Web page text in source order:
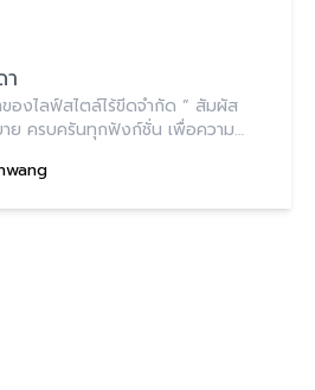
องไลฟ์สไตล์ไร้ขีดจำกัด ” สัมผัส
ย ครบครันทุกฟังก์ชั่น เพื่อความ
ใจกลางรัชดา